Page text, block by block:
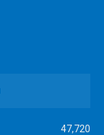
47,720